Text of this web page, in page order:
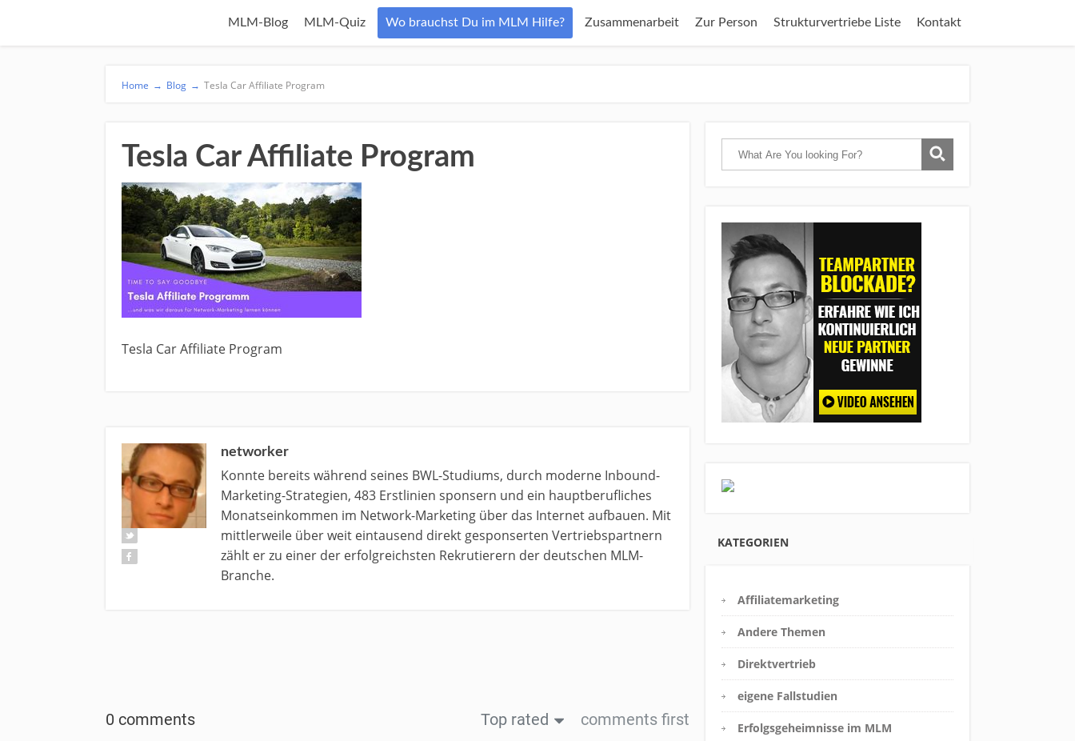
MLM-Blog MLM-Quiz Wo brauchst Du im MLM Hilfe? Zusammenarbeit Zur Person Strukturvertriebe Liste Kontakt
Home → Blog → Tesla Car Affiliate Program
Tesla Car Affiliate Program
Tesla Car Affiliate Program
networker
Konnte bereits während seines BWL-Studiums, durch moderne Inbound-
Marketing-Strategien, 483 Erstlinien sponsern und ein hauptberufliches
Monatseinkommen im Network-Marketing über das Internet aufbauen. Mit
mittlerweile über weit eintausend direkt gesponserten Vertriebspartnern
zählt er zu einer der erfolgreichsten Rekrutierern der deutschen MLM-
Branche.
0 comments Top rated comments first
KATEGORIEN
Affiliatemarketing
Andere Themen
Direktvertrieb
eigene Fallstudien
Erfolgsgeheimnisse im MLM